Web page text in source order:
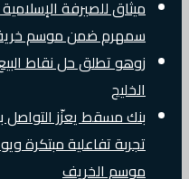
ميثاق للصيرفة الإسلامية
سمهرم ضمن موسم خريف
الخليج
بنك مسقط يعزّز
تجربة تفاعلية مبتكرة
موسم الخريف